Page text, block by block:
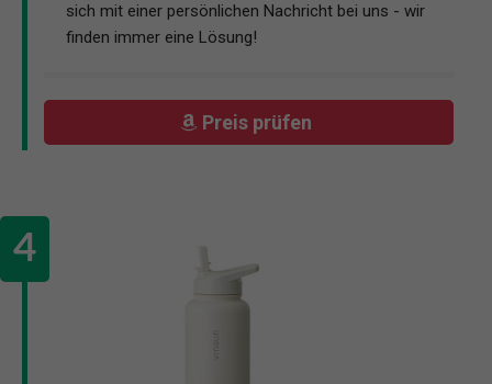
sich mit einer persönlichen Nachricht bei uns - wir
finden immer eine Lösung!
Preis prüfen